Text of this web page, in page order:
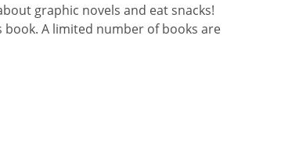
graphic novels and eat snacks!
A limited number of books are